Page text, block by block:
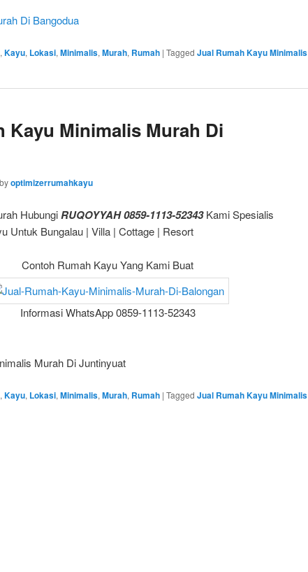
Di Bangodua
, Kayu, Lokasi, Minimalis, Murah, Rumah | Tagged Jual Rumah Kayu Minimalis
Kayu Minimalis Murah Di
byoptimizerrumahkayu
HubungiRUQOYYAH 0859-1113-52343Kami Spesialis
Untuk Bungalau | Villa | Cottage | Resort
Contoh Rumah Kayu Yang Kami Buat
Informasi WhatsApp 0859-1113-52343
Murah Di Juntinyuat
, Kayu, Lokasi, Minimalis, Murah, Rumah | Tagged Jual Rumah Kayu Minimalis